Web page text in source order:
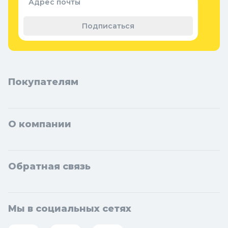
Теплицы, парники и укрывной
Адрес почты
Подписаться
Покупателям
О компании
Обратная связь
Мы в социальных сетях